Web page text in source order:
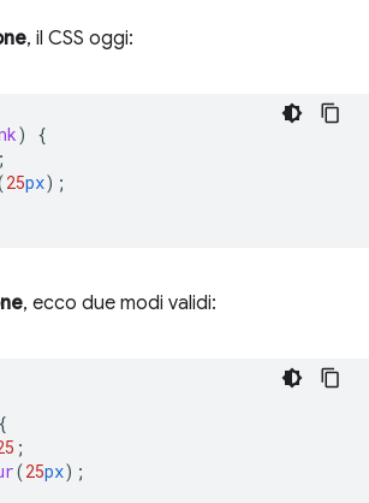
, il CSS oggi:
)
{
;
25px);
, ecco due modi validi:
{
;
(25px);